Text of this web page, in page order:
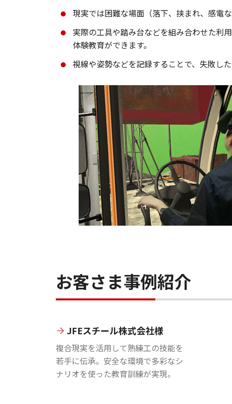
現実では困難な場面（落下、挟まれ、感電
実際の工具や踏み台などを組み合わせた利
体験教育ができます。
視線や姿勢などを記録することで、失敗し
お客さま事例紹介
JFEスチール株式会社様
複合現実を活用して熟練工の技能を
若手に伝承。安全な環境で多彩なシ
ナリオを使った教育訓練が実現。